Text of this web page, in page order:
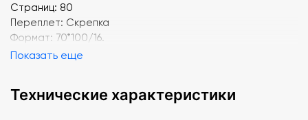
Страниц: 80
Переплет: Скрепка
Формат: 70*100/16.
Показать еще
Технические характеристики